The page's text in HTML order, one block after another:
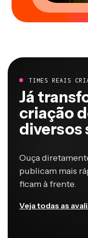
TIMES REAIS
Já
criação
diversos
Ouça
publicam mais
ficam à frente.
Veja todas as